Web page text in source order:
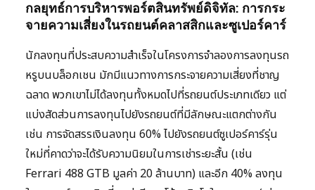
กลยุทธ์การบริหารพอร์ตสินทรัพย์ดิจิทัล: การกระ
จายความเสี่ยงในรถยนต์คลาสสิกและซูเปอร์คาร์
นักลงทุนที่ประสบความสำเร็จในโครงการจำลองการลงทุนรถ
หรูบนบล็อกเชน มักมีแนวทางการกระจายความเสี่ยงที่ชาญ
ฉลาด พวกเขาไม่ได้ลงทุนทั้งหมดไปที่รถยนต์ประเภทเดียว แต่
แบ่งสัดส่วนการลงทุนไปยังรถยนต์ที่มีลักษณะแตกต่างกัน
เช่น การจัดสรรเงินลงทุน 60% ไปยังรถยนต์ซูเปอร์คาร์รุ่น
ใหม่ที่คาดว่าจะได้รับความนิยมในการเช่าระยะสั้น (เช่น
Ferrari 488 GTB มูลค่า 20 ล้านบาท) และอีก 40% ลงทุน